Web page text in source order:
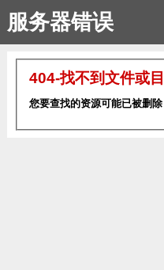
服务器错误
404-找不到文件或目
您要查找的资源可能已被删